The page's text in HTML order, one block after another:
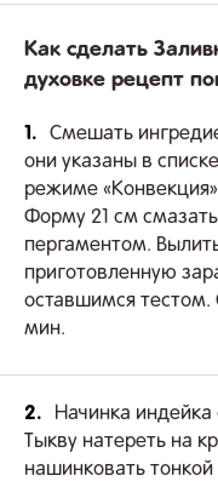
Как сделать
духовке рецепт
1.
Смешать
они указаны в
режиме
Форму 21 см
пергаментом.
приготовленную
оставшимся тестом.
мин.
2.
Начинка индейка
Тыкву натереть на
нашинковать